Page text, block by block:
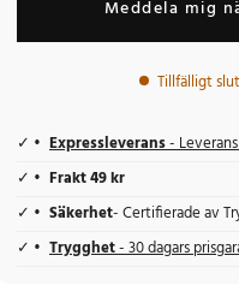
Meddela mig
Tillfälligt
Expressleverans- Leverans
Frakt 49 kr
Säkerhet- Certifierade av
Trygghet- 30 dagars